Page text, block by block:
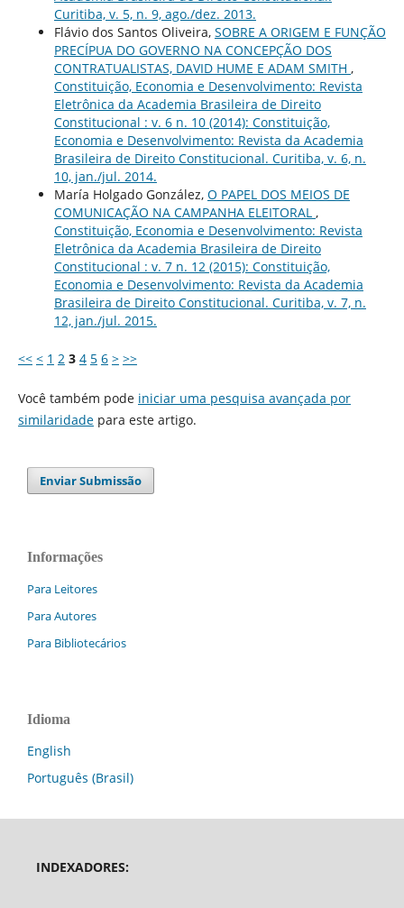
Curitiba, v. 5, n. 9, ago./dez. 2013.
Flávio dos Santos Oliveira, SOBRE A ORIGEM E FUNÇÃO
PRECÍPUA DO GOVERNO NA CONCEPÇÃO DOS
CONTRATUALISTAS, DAVID HUME E ADAM SMITH ,
Constituição, Economia e Desenvolvimento: Revista
Eletrônica da Academia Brasileira de Direito
Constitucional : v. 6 n. 10 (2014): Constituição,
Economia e Desenvolvimento: Revista da Academia
Brasileira de Direito Constitucional. Curitiba, v. 6, n.
10, jan./jul. 2014.
María Holgado González, O PAPEL DOS MEIOS DE
COMUNICAÇÃO NA CAMPANHA ELEITORAL ,
Constituição, Economia e Desenvolvimento: Revista
Eletrônica da Academia Brasileira de Direito
Constitucional : v. 7 n. 12 (2015): Constituição,
Economia e Desenvolvimento: Revista da Academia
Brasileira de Direito Constitucional. Curitiba, v. 7, n.
12, jan./jul. 2015.
<< < 1 2 3 4 5 6 > >>
Você também pode iniciar uma pesquisa avançada por
similaridadepara este artigo.
Enviar Submissão
Informações
Para Leitores
Para Autores
Para Bibliotecários
Idioma
English
Português (Brasil)
INDEXADORES: